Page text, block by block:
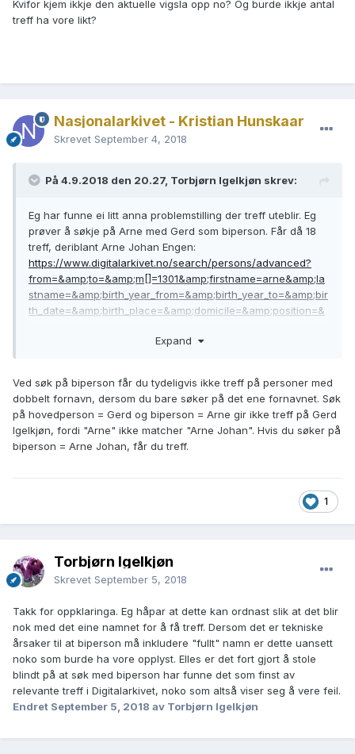
Kvifor kjem ikkje den aktuelle vigsla opp no? Og burde ikkje antal
treff ha vore likt?
Nasjonalarkivet - Kristian Hunskaar
Skrevet September 4, 2018
På 4.9.2018 den 20.27, Torbjørn Igelkjøn skrev:
Eg har funne ei litt anna problemstilling der treff uteblir. Eg
prøver å søkje på Arne med Gerd som biperson. Får då 18
treff, deriblant Arne Johan Engen:
https://www.digitalarkivet.no/search/persons/advanced?
from=&amp;to=&amp;m[]=1301&amp;firstname=arne&amp;la
stname=&amp;birth_year_from=&amp;birth_year_to=&amp;bir
th_date=&amp;birth_place=&amp;domicile=&amp;position=&
e=&amp;related_first_name=gerd&amp;related_last_name=&
Når eg snur søket får eg 24 treff, men eg får då ikkje opp
tanta mi, som var gift med Arne.
https://www.digitalarkivet.no/search/persons/advanced?
from=&amp;to=&amp;m[]=1301&amp;firstname=gerd&amp;la
stname=&amp;birth_year_from=&amp;birth_year_to=&amp;bir
e=&amp;related_first_name=arne&amp;related_last_name=&
antal treff ha vore likt?
Expand
Ved søk på biperson får du tydeligvis ikke treff på personer med
dobbelt fornavn, dersom du bare søker på det ene fornavnet. Søk
på hovedperson = Gerd og biperson = Arne gir ikke treff på Gerd
Igelkjøn, fordi "Arne" ikke matcher "Arne Johan". Hvis du søker på
biperson = Arne Johan, får du treff.
1
Torbjørn Igelkjøn
Skrevet September 5, 2018
Takk for oppklaringa. Eg håpar at dette kan ordnast slik at det blir
nok med det eine namnet for å få treff. Dersom det er tekniske
årsaker til at biperson må inkludere "fullt" namn er dette uansett
noko som burde ha vore opplyst. Elles er det fort gjort å stole
blindt på at søk med biperson har funne det som finst av
relevante treff i Digitalarkivet, noko som altså viser seg å vere feil.
Endret September 5, 2018 av Torbjørn Igelkjøn